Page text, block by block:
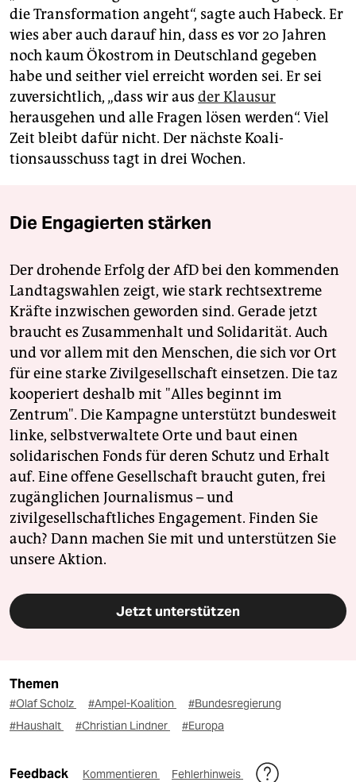
die Transformation angeht“, sagte auch ­Habeck. Er
wies aber auch darauf hin, dass es vor 20 Jahren
noch kaum Ökostrom in Deutschland gegeben
habe und seither viel erreicht worden sei. Er sei
zuversichtlich, „dass wir aus der Klausur
herausgehen und alle Fragen lösen werden“. Viel
Zeit bleibt dafür nicht. Der nächste Koali­
tionsausschuss tagt in drei Wochen.
Die Engagierten stärken
Der drohende Erfolg der AfD bei den kommenden
Landtagswahlen zeigt, wie stark rechtsextreme
Kräfte inzwischen geworden sind. Gerade jetzt
braucht es Zusammenhalt und Solidarität. Auch
und vor allem mit den Menschen, die sich vor Ort
für eine starke Zivilgesellschaft einsetzen. Die taz
kooperiert deshalb mit "Alles beginnt im
Zentrum". Die Kampagne unterstützt bundesweit
linke, selbstverwaltete Orte und baut einen
solidarischen Fonds für deren Schutz und Erhalt
auf. Eine offene Gesellschaft braucht guten, frei
zugänglichen Journalismus – und
zivilgesellschaftliches Engagement. Finden Sie
auch? Dann machen Sie mit und unterstützen Sie
unsere Aktion.
Jetzt unterstützen
Themen
#Olaf Scholz #Ampel-Koalition
#Bundesregierung
#Haushalt
#Christian Lindner #Europa
Feedback Kommentieren Fehlerhinweis